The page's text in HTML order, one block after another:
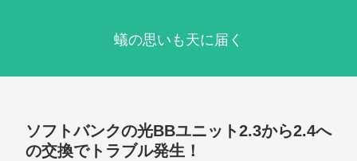
蟻の思いも天に届く
ソフトバンクの光BBユニット2.3から2.4へ
の交換でトラブル発生！